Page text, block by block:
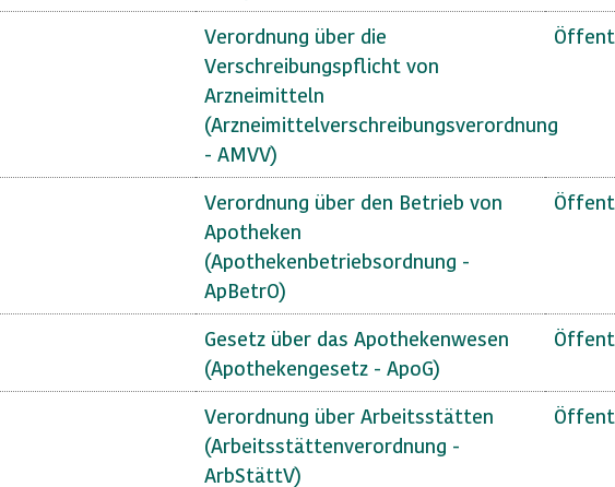
Verordnung über die
Verschreibungspflicht von
Arzneimitteln
(Arzneimittelverschreibungsverordnung
- AMVV)
Verordnung über den Betrieb von
Apotheken
(Apothekenbetriebsordnung -
ApBetrO)
Gesetz über das Apothekenwesen
(Apothekengesetz - ApoG)
Verordnung über Arbeitsstätten
(Arbeitsstättenverordnung -
ArbStättV)